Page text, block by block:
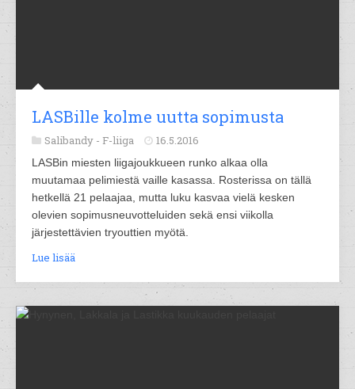
LASBille kolme uutta sopimusta
Salibandy - F-liiga 16.5.2016
LASBin miesten liigajoukkueen runko alkaa olla
muutamaa pelimiestä vaille kasassa. Rosterissa on tällä
hetkellä 21 pelaajaa, mutta luku kasvaa vielä kesken
olevien sopimusneuvotteluiden sekä ensi viikolla
järjestettävien tryouttien myötä.
Lue lisää